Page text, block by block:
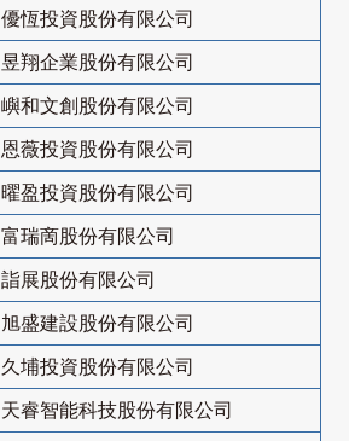
優恆投資股份有限公司
昱翔企業股份有限公司
嶼和文創股份有限公司
恩薇投資股份有限公司
曜盈投資股份有限公司
富瑞啇股份有限公司
詣展股份有限公司
旭盛建設股份有限公司
久埔投資股份有限公司
天睿智能科技股份有限公司